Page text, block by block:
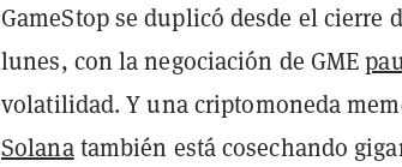
GameStop se duplicó desde el cierre
lunes, con la negociación de GME
volatilidad. Y una criptomoneda
Solanatambién está cosechando